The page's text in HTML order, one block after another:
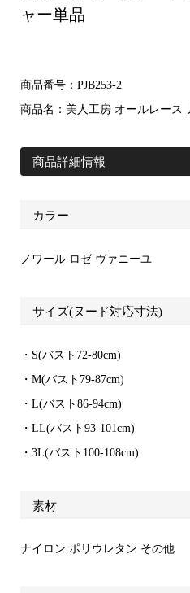
ャー単品
商品番号：PJB253-2
商品名：美人工房 オールレース
商品詳細情報
カラー
ノワール ロゼ ヴァニーユ
サイズ(ヌード対応寸法)
・S(バスト72-80cm)
・M(バスト79-87cm)
・L(バスト86-94cm)
・LL(バスト93-101cm)
・3L(バスト100-108cm)
素材
ナイロン ポリウレタン その他